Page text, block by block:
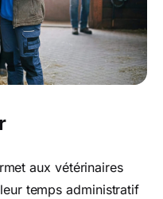
aux vétérinaires
temps administratif